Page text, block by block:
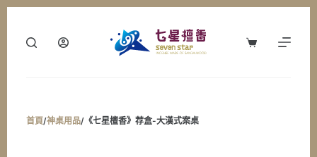
購
首頁/神桌用品/《七星檀香》荐盒-大漢式案桌